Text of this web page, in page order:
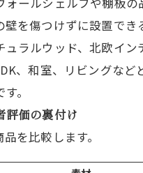
を傷つけずに設置でき
ラルウッド、北欧イ
、和室、リビングな
。
評価の裏付け
を比較します。